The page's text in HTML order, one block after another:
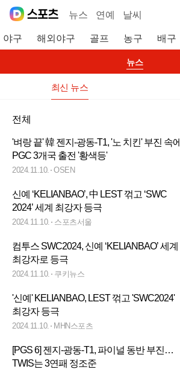
뉴스 연예 날씨
야구 해외야구 골프 농구 배구
뉴스
최신 뉴스
전체
'벼랑 끝' 韓 젠지-광동-T1, '노 치킨' 부진 속에
PGC 3개국 출전 '황색등'
2024.11.10. OSEN
신예 ‘KELIANBAO’, 中 LEST 꺾고 ‘SWC
2024’ 세계 최강자 등극
2024.11.10. 스포츠서울
컴투스 SWC2024, 신예 ‘KELIANBAO’ 세계
최강자로 등극
2024.11.10. 쿠키뉴스
'신예' KELIANBAO, LEST 꺾고 'SWC2024'
최강자 등극
2024.11.10. MHN스포츠
[PGS 6] 젠지-광동-T1, 파이널 동반 부진…
TWIS는 3연패 정조준